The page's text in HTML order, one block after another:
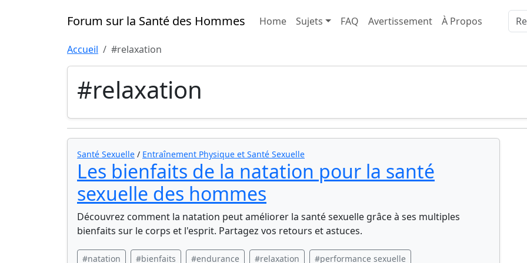
Forum sur la Santé des Hommes Home Sujets FAQ Avertissement À Propos
Accueil #relaxation
#relaxation
Santé Sexuelle / Entraînement Physique et Santé Sexuelle
Les bienfaits de la natation pour la santé
sexuelle des hommes
Découvrez comment la natation peut améliorer la santé sexuelle grâce à ses multiples
bienfaits sur le corps et l'esprit. Partagez vos retours et astuces.
#natation #bienfaits #endurance #relaxation #performance sexuelle